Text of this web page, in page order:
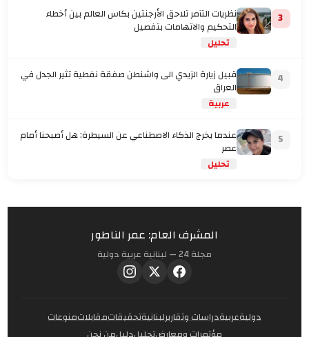
3 نظريات التآمر تلاحق الأرجنتين بكاس العالم بين أخطاء
التحكيم والاتهامات بتفصيل
تحليل
4 قبيل زيارة الزيدي الى واشنطن صفقة نفطية تثير الجدل في
العراق
عربية
5 عندما يخرج الذكاء الاصطناعي عن السيطرة: هل أصبحنا أمام
عصر
تحليل
المشرف العام: عمر الناطور
مجلة 24 — لبنانية عربية دولية
دوليةعربيةدراسات وتقاريرلبنانيةتحقيقاتمقابلاتمنوعات